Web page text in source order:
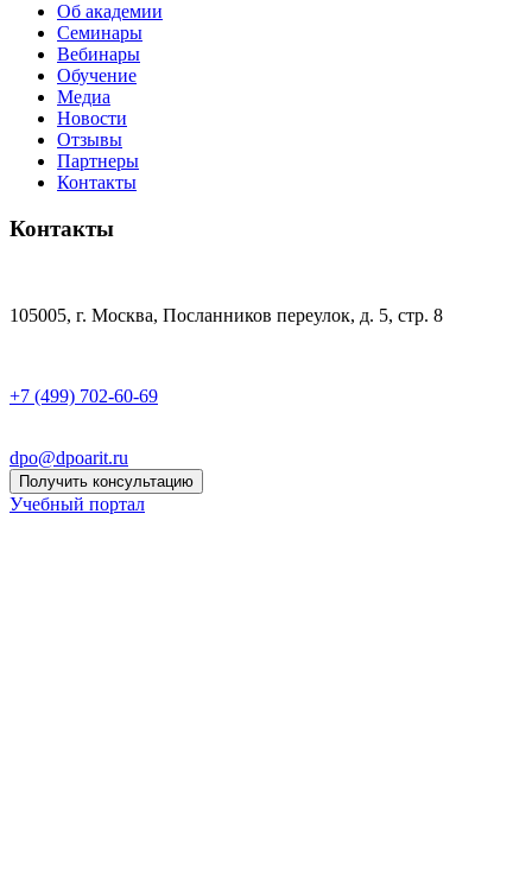
Об академии
Семинары
Вебинары
Обучение
Медиа
Новости
Отзывы
Партнеры
Контакты
Контакты
105005, г. Москва, Посланников переулок, д. 5, стр. 8
+7 (499) 702-60-69
dpo@dpoarit.ru
Получить консультацию
Учебный портал